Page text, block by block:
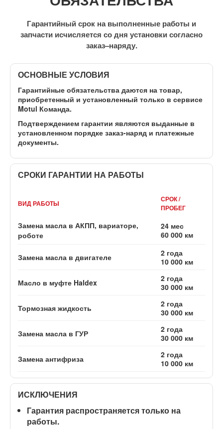
Гарантийный срок на выполненные работы и
запчасти исчисляется со дня установки согласно
заказ–наряду.
ОСНОВНЫЕ УСЛОВИЯ
Гарантийные обязательства даются на товар,
приобретенный и установленный только в сервисе
Motul Команда.
Подтверждением гарантии являются выданные в
установленном порядке заказ-наряд и платежные
документы.
СРОКИ ГАРАНТИИ НА РАБОТЫ
ВИД РАБОТЫ
СРОК /
ПРОБЕГ
Замена масла в АКПП, вариаторе,
роботе
24 мес
60 000 км
Замена масла в двигателе
2 года
10 000 км
Масло в муфте Haldex
2 года
30 000 км
Тормозная жидкость
2 года
30 000 км
Замена масла в ГУР
2 года
30 000 км
Замена антифриза
2 года
10 000 км
ИСКЛЮЧЕНИЯ
Гарантия распространяетсятолько на
работы.